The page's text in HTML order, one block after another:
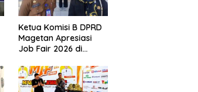
Ketua Komisi B DPRD
Magetan Apresiasi
Job Fair 2026 di
Anggaran